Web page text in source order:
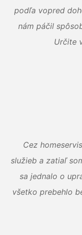
podľa vopred
nám páčil
Určite
Cez
služieb a zatiaľ
sa jednalo o
všetko prebehlo